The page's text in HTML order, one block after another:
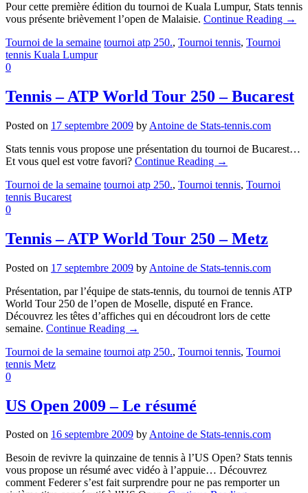
Pour cette première édition du tournoi de Kuala Lumpur, Stats tennis
vous présente brièvement l’open de Malaisie. Continue Reading →
Tournoi de la semaine tournoi atp 250., Tournoi tennis, Tournoi
tennis Kuala Lumpur
0
Tennis – ATP World Tour 250 – Bucarest
Posted on 17 septembre 2009 by Antoine de Stats-tennis.com
Stats tennis vous propose une présentation du tournoi de Bucarest…
Et vous quel est votre favori? Continue Reading →
Tournoi de la semaine tournoi atp 250., Tournoi tennis, Tournoi
tennis Bucarest
0
Tennis – ATP World Tour 250 – Metz
Posted on 17 septembre 2009 by Antoine de Stats-tennis.com
Présentation, par l’équipe de stats-tennis, du tournoi de tennis ATP
World Tour 250 de l’open de Moselle, disputé en France.
Découvrez les têtes d’affiches qui en découdront lors de cette
semaine. Continue Reading →
Tournoi de la semaine tournoi atp 250., Tournoi tennis, Tournoi
tennis Metz
0
US Open 2009 – Le résumé
Posted on 16 septembre 2009 byAntoine de Stats-tennis.com
Besoin de revivre la quinzaine de tennis à l’US Open? Stats tennis
vous propose un résumé avec vidéo à l’appuie… Découvrez
comment Federer s’est fait surprendre pour ne pas remporter un